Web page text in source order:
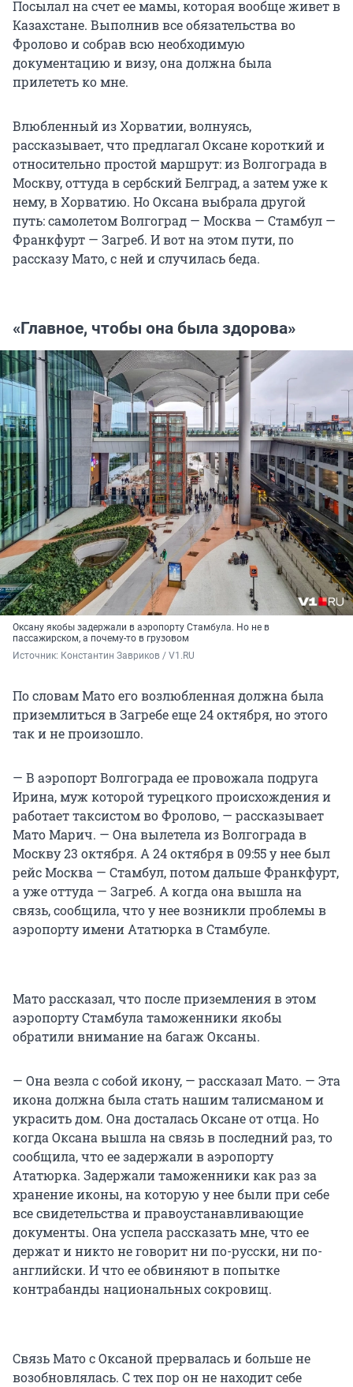
Посылал на счет ее мамы, которая вообще живет в
Казахстане. Выполнив все обязательства во
Фролово и собрав всю необходимую
документацию и визу, она должна была
прилететь ко мне.
Влюбленный из Хорватии, волнуясь,
рассказывает, что предлагал Оксане короткий и
относительно простой маршрут: из Волгограда в
Москву, оттуда в сербский Белград, а затем уже к
нему, в Хорватию. Но Оксана выбрала другой
путь: самолетом Волгоград — Москва — Стамбул —
Франкфурт — Загреб. И вот на этом пути, по
рассказу Мато, с ней и случилась беда.
«Главное, чтобы она была здорова»
Оксану якобы задержали в аэропорту Стамбула. Но не в
пассажирском, а почему-то в грузовом
Источник: Константин Завриков / V1.RU
По словам Мато его возлюбленная должна была
приземлиться в Загребе еще 24 октября, но этого
так и не произошло.
— В аэропорт Волгограда ее провожала подруга
Ирина, муж которой турецкого происхождения и
работает таксистом во Фролово, — рассказывает
Мато Марич. — Она вылетела из Волгограда в
Москву 23 октября. А 24 октября в 09:55 у нее был
рейс Москва — Стамбул, потом дальше Франкфурт,
а уже оттуда — Загреб. А когда она вышла на
связь, сообщила, что у нее возникли проблемы в
аэропорту имени Ататюрка в Стамбуле.
Мато рассказал, что после приземления в этом
аэропорту Стамбула таможенники якобы
обратили внимание на багаж Оксаны.
— Она везла с собой икону, — рассказал Мато. — Эта
икона должна была стать нашим талисманом и
украсить дом. Она досталась Оксане от отца. Но
когда Оксана вышла на связь в последний раз, то
сообщила, что ее задержали в аэропорту
Ататюрка. Задержали таможенники как раз за
хранение иконы, на которую у нее были при себе
все свидетельства и правоустанавливающие
документы. Она успела рассказать мне, что ее
держат и никто не говорит ни по-русски, ни по-
английски. И что ее обвиняют в попытке
контрабанды национальных сокровищ.
Связь Мато с Оксаной прервалась и больше не
возобновлялась. С тех пор он не находит себе